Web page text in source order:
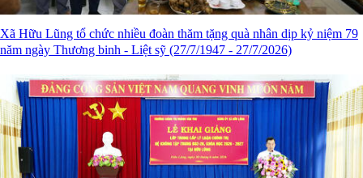
Xã Hữu Lũng tổ chức nhiều đoàn thăm tặng quà nhân dịp kỷ niệm 79
năm ngày Thương binh - Liệt sỹ (27/7/1947 - 27/7/2026)